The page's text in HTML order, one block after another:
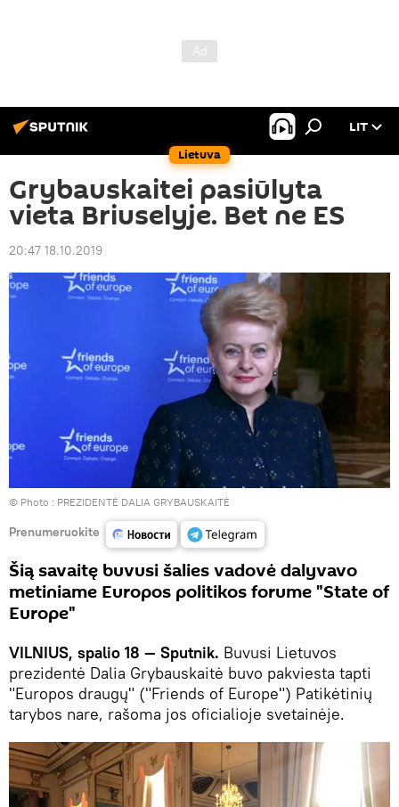
Lietuva
LIT
Grybauskaitei pasiūlyta
vieta Briuselyje. Bet ne ES
20:47 18.10.2019
© Photo : PREZIDENTĖ DALIA GRYBAUSKAITĖ
Prenumeruokite
Šią savaitę buvusi šalies vadovė dalyvavo
metiniame Europos politikos forume "State of
Europe"
VILNIUS, spalio 18 — Sputnik. Buvusi Lietuvos
prezidentė Dalia Grybauskaitė buvo pakviesta tapti
"Europos draugų" ("Friends of Europe") Patikėtinių
tarybos nare, rašoma jos oficialioje svetainėje.